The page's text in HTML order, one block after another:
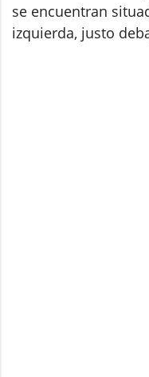
se encuentran
izquierda, justo